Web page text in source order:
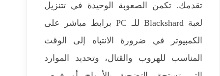
تقدمك. تكمن الصعوبة الوحيدة في تتنزيل
لعبة Blackshard للـ PC برابط مباشر على
الكمبيوتر في ضرورة الانتباه إلى الوقت
المناسب للهروب والقتال، وتحديد الموارد